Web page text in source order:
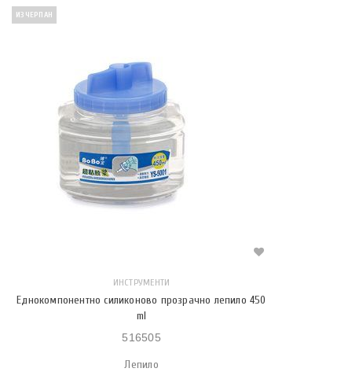
ИЗЧЕРПАН
ИНСТРУМЕНТИ
Еднокомпонентно силиконово прозрачно лепило 450
ml
516505
Лепило